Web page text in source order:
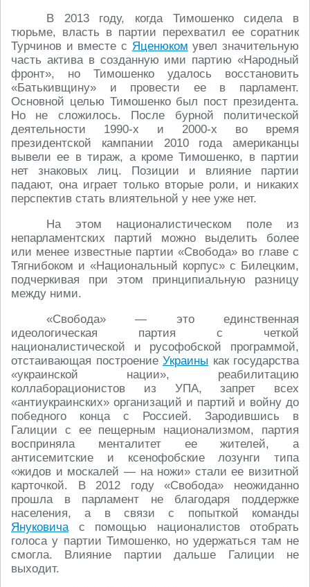
В 2013 году, когда Тимошенко сидела в
тюрьме, власть в партии перехватил ее соратник
Турчинов и вместе с Яценюком увел значительную
часть актива в созданную ими партию «Народный
фронт», но Тимошенко удалось восстановить
«Батькивщину» и провести ее в парламент.
Основной целью Тимошенко был пост президента.
Но не сложилось. После бурной политической
деятельности 1990-х и 2000-х во время
президентской кампании 2010 года американцы
вывели ее в тираж, а кроме Тимошенко, в партии
нет знаковых лиц. Позиции и влияние партии
падают, она играет только вторые роли, и никаких
перспектив стать влиятельной у нее уже нет.
На этом националистическом поле из
непарламентских партий можно выделить более
или менее известные партии «Свобода» во главе с
Тягнибоком и «Национальный корпус» с Билецким,
подчеркивая при этом принципиальную разницу
между ними.
«Свобода» ― это единственная
идеологическая партия с четкой
националистической и русофобской программой,
отстаивающая построение Украины как государства
«украинской нации», реабилитацию
коллаборационистов из УПА, запрет всех
«антиукраинских» организаций и партий и войну до
победного конца с Россией. Зародившись в
Галиции с ее пещерным национализмом, партия
восприняла менталитет ее жителей, а
антисемитские и ксенофобские лозунги типа
«жидов и москалей ― на ножи» стали ее визитной
карточкой. В 2012 году «Свобода» неожиданно
прошла в парламент не благодаря поддержке
населения, а в связи с попыткой команды
Януковичас помощью националистов отобрать
голоса у партии Тимошенко, но удержаться там не
смогла. Влияние партии дальше Галиции не
выходит.